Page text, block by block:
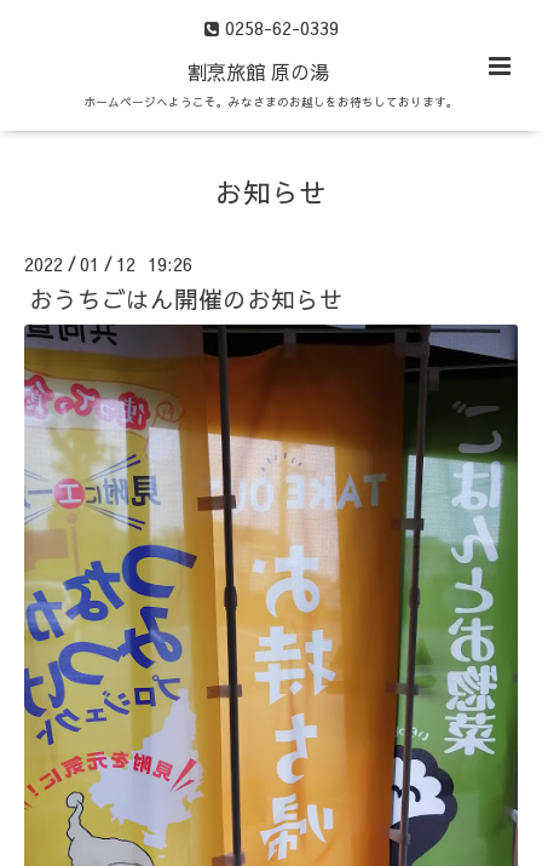
0258-62-0339
割烹旅館 原の湯
ホームページへようこそ。みなさまのお越しをお待ちしております。
お知らせ
2022 /01 / 12 19:26
おうちごはん開催のお知らせ